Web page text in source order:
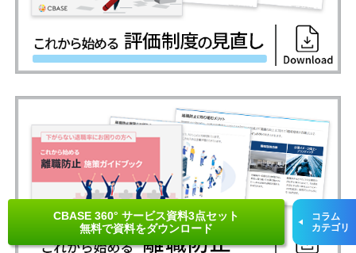
CBASE 360° サービス資料3点セット
無料で資料をダウンロード
コラム
カテゴリ